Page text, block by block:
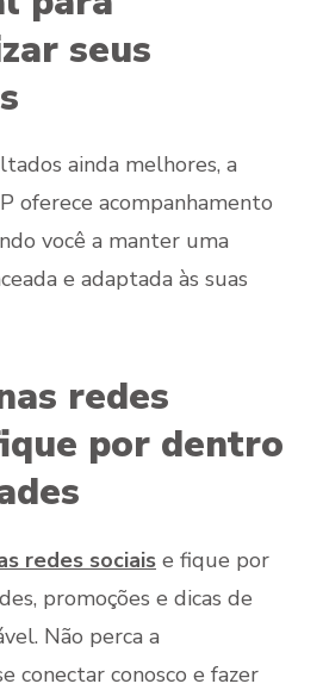
seus
ainda melhores, a
oferece acompanhamento
você a manter uma
e adaptada às suas
redes
por dentro
redes sociais e fique por
promoções e dicas de
Não perca a
conectar conosco e fazer